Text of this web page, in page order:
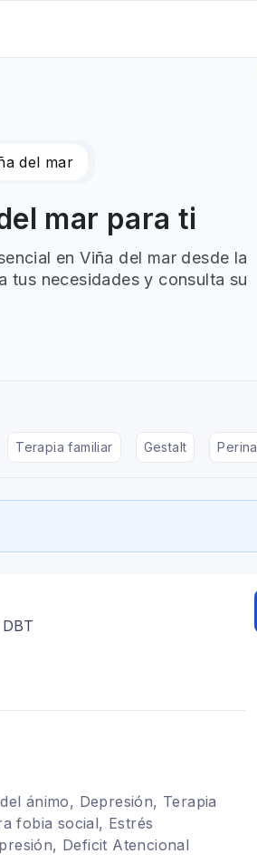
del mar
mar para ti
en Viña del mar desde la
tus necesidades y consulta su
Terapia familiar Gestalt
ánimo, Depresión, Terapia
fobia social, Estrés
Deficit Atencional